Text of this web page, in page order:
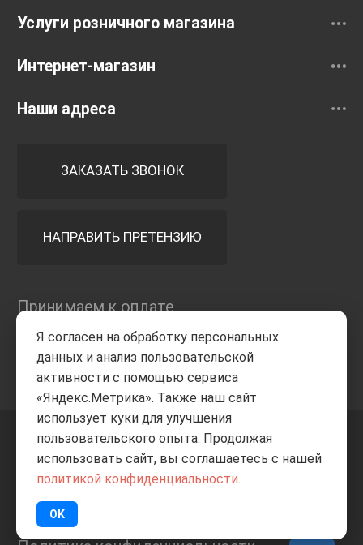
Услуги розничного магазина
Интернет-магазин
Наши адреса
ЗАКАЗАТЬ ЗВОНОК
НАПРАВИТЬ ПРЕТЕНЗИЮ
Принимаем к оплате
+7 8332205-805 ВВЕРХ
ИП Баранов А.С. 2026
Я согласен на обработку персональных
данных и анализ пользовательской
активности с помощью сервиса
«Яндекс.Метрика». Также наш сайт
использует куки для улучшения
пользовательского опыта. Продолжая
использовать сайт, вы соглашаетесь с нашей
политикой конфиденциальности.
OK